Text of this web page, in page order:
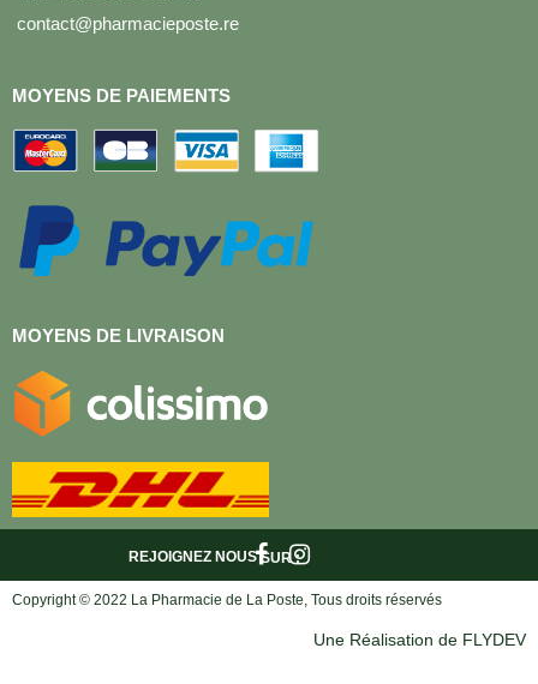
contact@pharmacieposte.re
MOYENS DE PAIEMENTS
MOYENS DE LIVRAISON
SUR :
REJOIGNEZ NOUS
Copyright © 2022 La Pharmacie de La Poste, Tous droits réservés
Une Réalisation de FLYDEV